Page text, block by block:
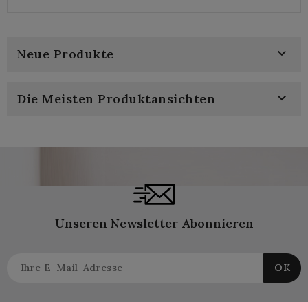
Neue Produkte 
Die Meisten Produktansichten 
Unseren Newsletter Abonnieren